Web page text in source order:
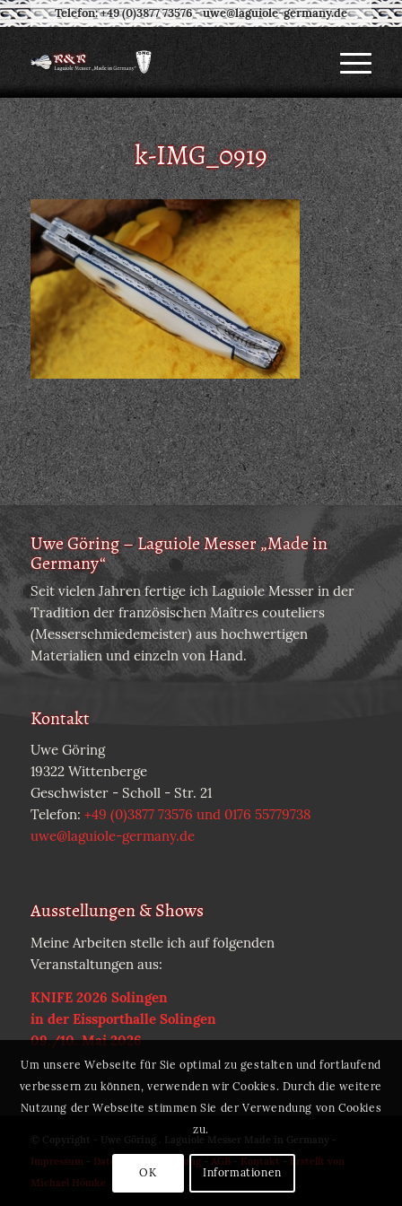
Telefon: +49 (0)3877 73576-uwe@laguiole-germany.de
k-IMG_0919
Uwe Göring – Laguiole Messer „Made in
Germany“
Seit vielen Jahren fertige ich Laguiole Messer in der
Tradition der französischen Maîtres couteliers
(Messerschmiedemeister) aus hochwertigen
Materialien und einzeln von Hand.
Kontakt
Uwe Göring
19322 Wittenberge
Geschwister - Scholl - Str. 21
Telefon: +49 (0)3877 73576 und 0176 55779738
uwe@laguiole-germany.de
Ausstellungen & Shows
Meine Arbeiten stelle ich auf folgenden
Veranstaltungen aus:
KNIFE 2026 Solingen
in der Eissporthalle Solingen
09./10. Mai 2026
© Copyright - Uwe Göring . Laguiole Messer Made in Germany -
Impressum- Datenschutzerklärung- AGB- Kontakt
Erstellt von
Michael Hömke
Um unsere Webseite für Sie optimal zu gestalten und fortlaufend
verbessern zu können, verwenden wir Cookies. Durch die weitere
Nutzung der Webseite stimmen Sie der Verwendung von Cookies
zu.
OK Informationen